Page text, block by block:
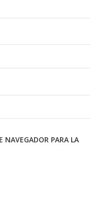
NAVEGADOR PARA LA